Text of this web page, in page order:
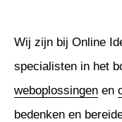
Wij zijn bij Online
specialisten in het
weboplossingen en
bedenken en